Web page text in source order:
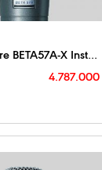
Micro Shure BETA57A-X Instrument
4.787.000